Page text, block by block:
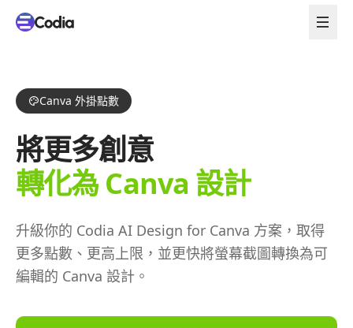
Canva 外掛點數
將更多創意
轉化為 Canva 設計
升級你的 Codia AI Design for Canva 方案，取得
更多點數、更高上限，並更快將螢幕截圖轉換為可
編輯的 Canva 設計。